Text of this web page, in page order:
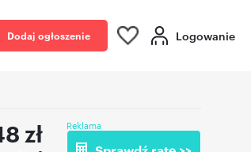
Dodaj ogłoszenie Logowanie
zł Reklama